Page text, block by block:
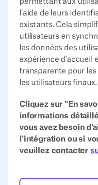
l'aide de leurs
existants. Cela
utilisateurs en
les données des
expérience d'accueil
transparente pour
les utilisateurs finaux.
Cliquez sur "En
informations
vous avez besoin
l'intégration ou si
veuillez contacter